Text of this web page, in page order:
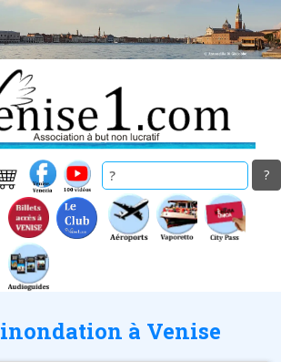
inondation à Venise